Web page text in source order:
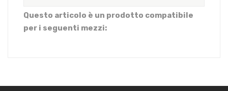
Questo articolo è un prodotto compatibile
per i seguenti mezzi: